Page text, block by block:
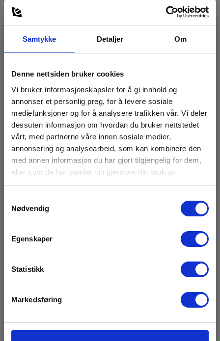
Samtykke Detaljer Om
Denne nettsiden bruker cookies
Vi bruker informasjonskapsler for å gi innhold og
annonser et personlig preg, for å levere sosiale
mediefunksjoner og for å analysere trafikken vår. Vi deler
dessuten informasjon om hvordan du bruker nettstedet
vårt, med partnerne våre innen sosiale medier,
annonsering og analysearbeid, som kan kombinere den
med annen informasjon du har gjort tilgjengelig for dem,
eller som de har samlet inn gjennom din bruk av
tjenestene deres.
Nødvendig
Egenskaper
Statistikk
Markedsføring
Krokodilleklemme 5066, ø32mm kjeve, Sort
På sentrallager
120,00 NOK Ekskl. mva
Les mer Kjøp nå
Ø32mm
Kat III 1000V
Kat IV 600V